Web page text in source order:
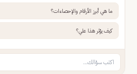
ما هي أبرز الأرقام والإحصاءات؟
كيف يؤثر هذا علي؟